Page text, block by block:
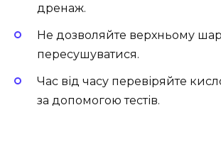
дренаж.
Не дозволяйте верхньому
пересушуватися.
Час від часу перевіряйте
за допомогою тестів.